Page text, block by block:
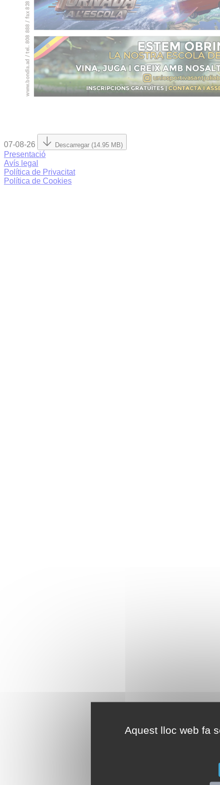
Aquest lloc web fa
07-08-26 Descarregar (14.95 MB)
Presentació
Avís legal
Política de Privacitat
Política de Cookies